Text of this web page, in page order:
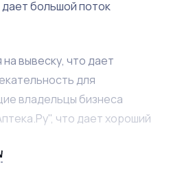
большой поток
вывеску, что дает
для
владельцы бизнеса
что дает хороший